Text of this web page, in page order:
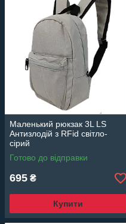
Маленький рюкзак 3L LS
Антизлодій з RFid світло-
сірий
Готово до відправки
695 ₴
Купити